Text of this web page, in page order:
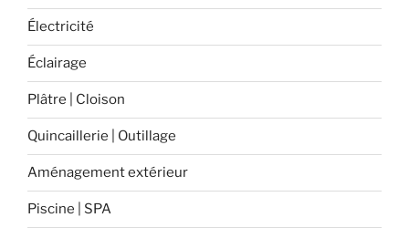
Électricité
Éclairage
Plâtre | Cloison
Quincaillerie | Outillage
Aménagement extérieur
Piscine | SPA